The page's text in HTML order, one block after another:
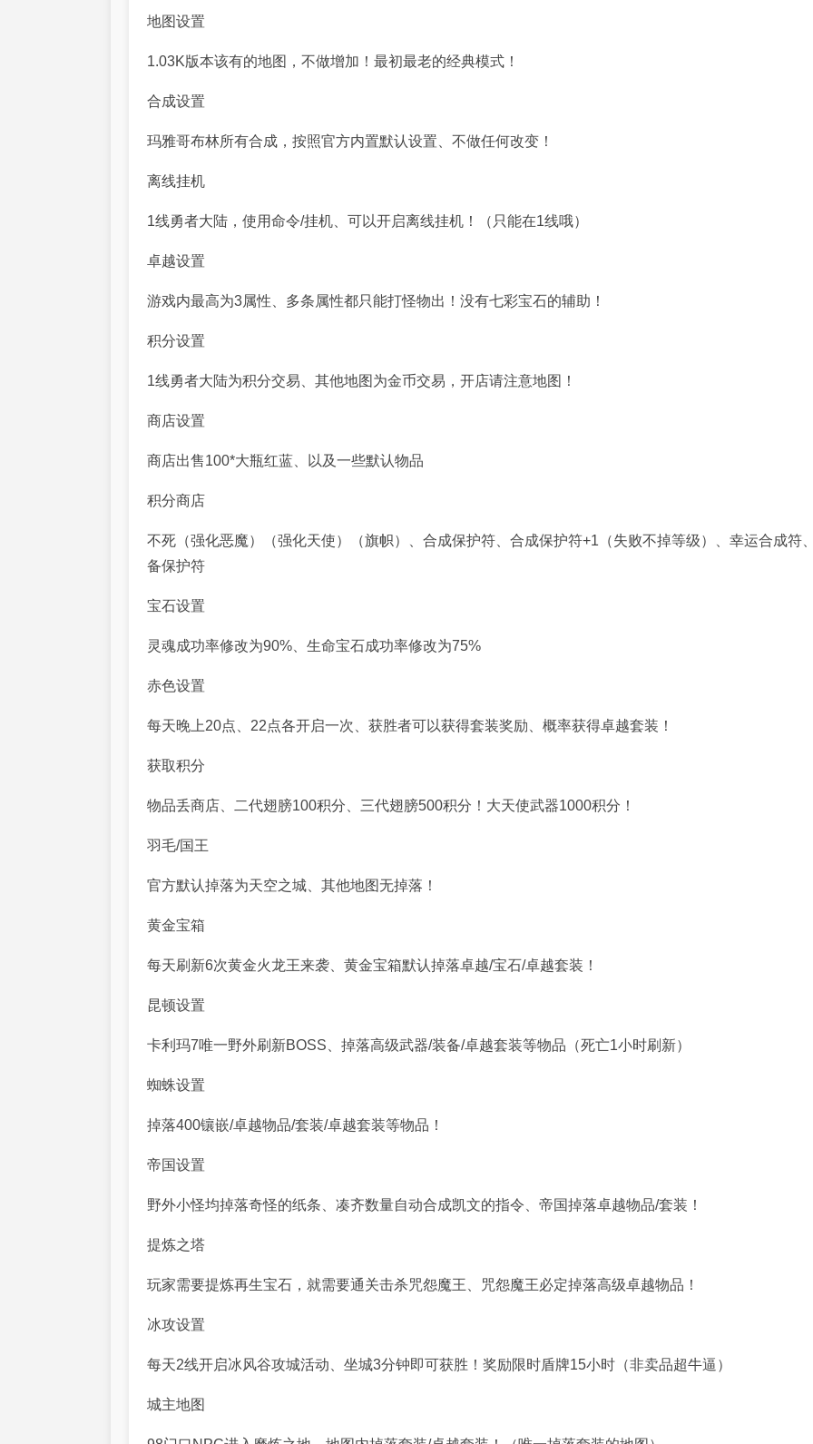
地图设置
1.03K版本该有的地图，不做增加！最初最老的经典模式！
合成设置
玛雅哥布林所有合成，按照官方内置默认设置、不做任何改变！
离线挂机
1线勇者大陆，使用命令/挂机、可以开启离线挂机！（只能在1线哦）
卓越设置
游戏内最高为3属性、多条属性都只能打怪物出！没有七彩宝石的辅助！
积分设置
1线勇者大陆为积分交易、其他地图为金币交易，开店请注意地图！
商店设置
商店出售100*大瓶红蓝、以及一些默认物品
积分商店
不死（强化恶魔）（强化天使）（旗帜）、合成保护符、合成保护符+1（失败不掉等级）、幸运合成符
备保护符
宝石设置
灵魂成功率修改为90%、生命宝石成功率修改为75%
赤色设置
每天晚上20点、22点各开启一次、获胜者可以获得套装奖励、概率获得卓越套装！
获取积分
物品丢商店、二代翅膀100积分、三代翅膀500积分！大天使武器1000积分！
羽毛/国王
官方默认掉落为天空之城、其他地图无掉落！
黄金宝箱
每天刷新6次黄金火龙王来袭、黄金宝箱默认掉落卓越/宝石/卓越套装！
昆顿设置
卡利玛7唯一野外刷新BOSS、掉落高级武器/装备/卓越套装等物品（死亡1小时刷新）
蜘蛛设置
掉落400镶嵌/卓越物品/套装/卓越套装等物品！
帝国设置
野外小怪均掉落奇怪的纸条、凑齐数量自动合成凯文的指令、帝国掉落卓越物品/套装！
提炼之塔
玩家需要提炼再生宝石，就需要通关击杀咒怨魔王、咒怨魔王必定掉落高级卓越物品！
冰攻设置
每天2线开启冰风谷攻城活动、坐城3分钟即可获胜！奖励限时盾牌15小时（非卖品超牛逼）
城主地图